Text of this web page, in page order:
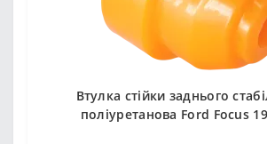
Втулка стійки заднього
поліуретанова Ford Focus